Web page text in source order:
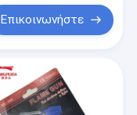
Επικοινωνήστε